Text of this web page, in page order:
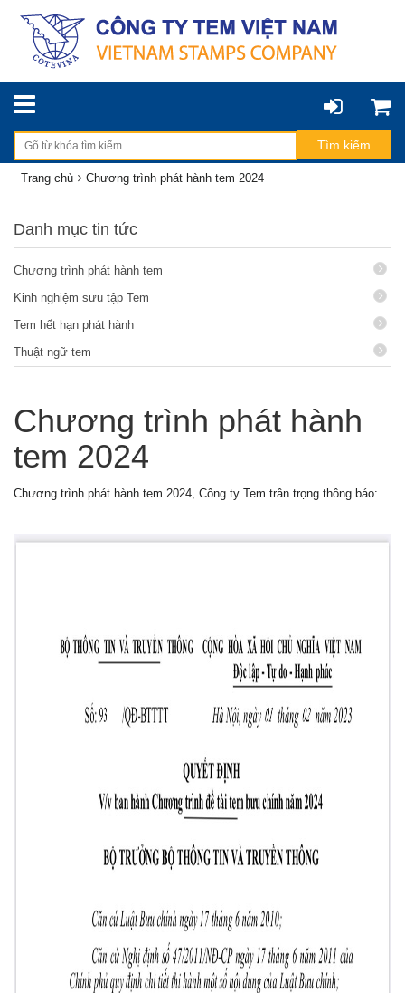
Trang chủ Chương trình phát hành tem 2024
Danh mục tin tức
Chương trình phát hành tem
Kinh nghiệm sưu tập Tem
Tem hết hạn phát hành
Thuật ngữ tem
Chương trình phát hành
tem 2024
Chương trình phát hành tem 2024, Công ty Tem trân trọng thông báo: